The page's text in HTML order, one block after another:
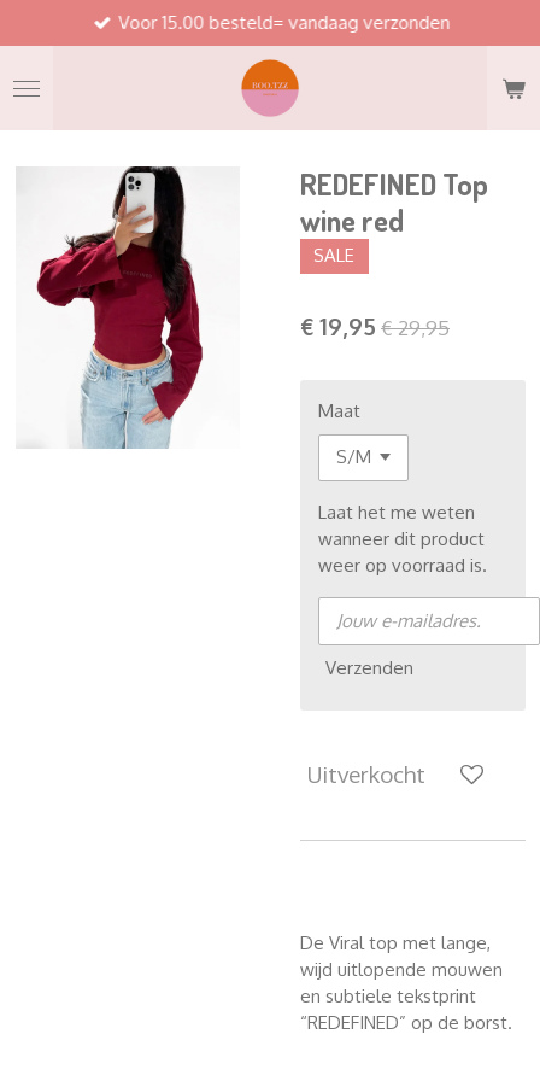
direct
naar
de
hoofdinhoud
Voor 15.00 besteld= vandaag verzonden
REDEFINED Top
wine red
SALE
€ 19,95 € 29,95
Maat
Laat het me weten
wanneer dit product
weer op voorraad is.
Verzenden
Uitverkocht
De Viral top met lange,
wijd uitlopende mouwen
en subtiele tekstprint
“REDEFINED” op de borst.